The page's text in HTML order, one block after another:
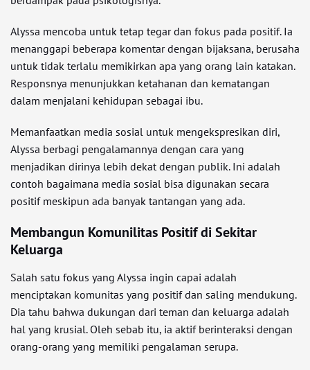
Alyssa mencoba untuk tetap tegar dan fokus pada positif. Ia
menanggapi beberapa komentar dengan bijaksana, berusaha
untuk tidak terlalu memikirkan apa yang orang lain katakan.
Responsnya menunjukkan ketahanan dan kematangan
dalam menjalani kehidupan sebagai ibu.
Memanfaatkan media sosial untuk mengekspresikan diri,
Alyssa berbagi pengalamannya dengan cara yang
menjadikan dirinya lebih dekat dengan publik. Ini adalah
contoh bagaimana media sosial bisa digunakan secara
positif meskipun ada banyak tantangan yang ada.
Membangun Komunilitas Positif di Sekitar
Keluarga
Salah satu fokus yang Alyssa ingin capai adalah
menciptakan komunitas yang positif dan saling mendukung.
Dia tahu bahwa dukungan dari teman dan keluarga adalah
hal yang krusial. Oleh sebab itu, ia aktif berinteraksi dengan
orang-orang yang memiliki pengalaman serupa.